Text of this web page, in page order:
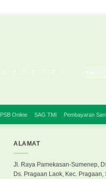
PSB Online SAG TMI Pembayaran
ALAMAT
Jl. Raya Pamekasan-Sumenep,
Ds. Pragaan Laok, Kec.